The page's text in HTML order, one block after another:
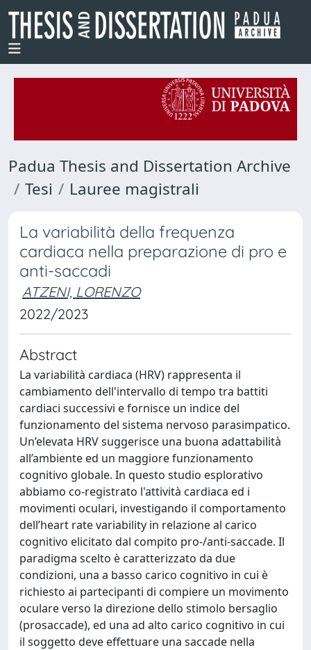
Padua Thesis and Dissertation Archive
Tesi
Lauree magistrali
La variabilità della frequenza
cardiaca nella preparazione di pro e
anti-saccadi
ATZENI, LORENZO
2022/2023
Abstract
La variabilità cardiaca (HRV) rappresenta il
cambiamento dell'intervallo di tempo tra battiti
cardiaci successivi e fornisce un indice del
funzionamento del sistema nervoso parasimpatico.
Un’elevata HRV suggerisce una buona adattabilità
all’ambiente ed un maggiore funzionamento
cognitivo globale. In questo studio esplorativo
abbiamo co-registrato l'attività cardiaca ed i
movimenti oculari, investigando il comportamento
dell’heart rate variability in relazione al carico
cognitivo elicitato dal compito pro-/anti-saccade. Il
paradigma scelto è caratterizzato da due
condizioni, una a basso carico cognitivo in cui è
richiesto ai partecipanti di compiere un movimento
oculare verso la direzione dello stimolo bersaglio
(prosaccade), ed una ad alto carico cognitivo in cui
il soggetto deve effettuare una saccade nella